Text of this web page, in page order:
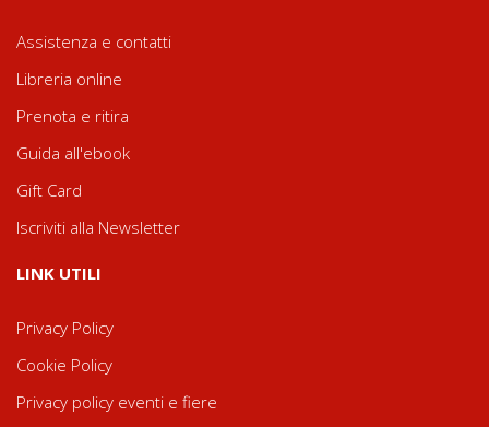
Assistenza e contatti
Libreria online
Prenota e ritira
Guida all'ebook
Gift Card
Iscriviti alla Newsletter
LINK UTILI
Privacy Policy
Cookie Policy
Privacy policy eventi e fiere